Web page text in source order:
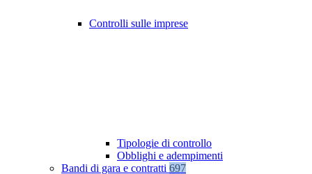
Controlli sulle imprese
Tipologie di controllo
Obblighi e adempimenti
Bandi di gara e contratti 697